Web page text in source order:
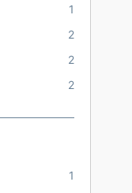
1
2
2
2
1